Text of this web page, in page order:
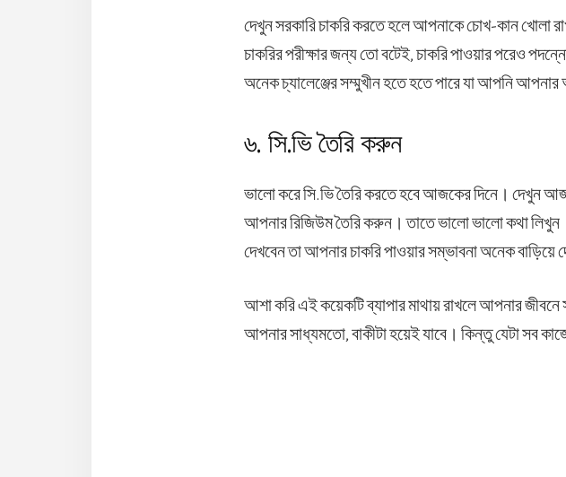
দেখুন সরকারি চাকরি করতে হলে আপনাকে চোখ-কান খোলা
চাকরির পরীক্ষার জন্য তো বটেই, চাকরি পাওয়ার পরেও
অনেক চ্যালেঞ্জের সম্মুখীন হতে হতে পারে যা আপনি আপনার
৬. সি.ভি তৈরি করুন
ভালো করে সি.ভি তৈরি করতে হবে আজকের দিনে। দেখুন
আপনার রিজিউম তৈরি করুন। তাতে ভালো ভালো কথা
দেখবেন তা আপনার চাকরি পাওয়ার সম্ভাবনা অনেক বাড়িয়ে
আশা করি এই কয়েকটি ব্যাপার মাথায় রাখলে আপনার
আপনার সাধ্যমতো, বাকীটা হয়েই যাবে। কিন্তু যেটা সব